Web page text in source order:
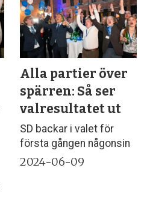
Alla partier över
spärren: Så ser
valresultatet ut
SD backar i valet för
första gången någonsin
2024-06-09